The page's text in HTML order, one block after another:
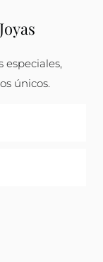
especiales,
únicos.